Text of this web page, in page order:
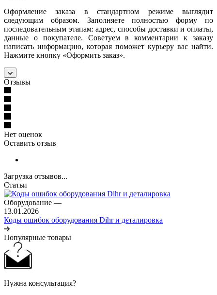
Оформление заказа в стандартном режиме выглядит
следующим образом. Заполняете полностью форму по
последовательным этапам: адрес, способы доставки и оплаты,
данные о покупателе. Советуем в комментарии к заказу
написать информацию, которая поможет курьеру вас найти.
Нажмите кнопку «Оформить заказ».
Отзывы
Нет оценок
Оставить отзыв
Загрузка отзывов...
Статьи
Оборудование —
13.01.2026
Коды ошибок оборудования Dihr и деталировка
Популярные товары
Нужна консультация?